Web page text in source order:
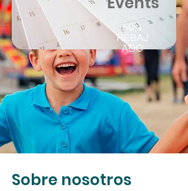
50%
REBAJ
ADO
Sobre nosotros